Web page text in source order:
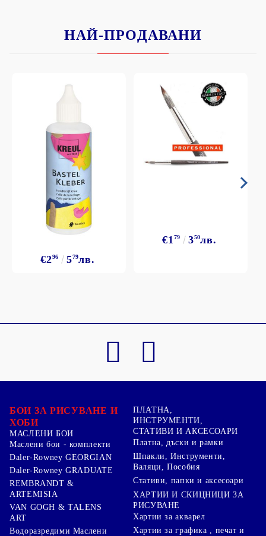
НАЙ-ПРОДАВАНИ
€296 579лв.
€1 79 350лв.
БОИ ЗА РИСУВАНЕ И
ХОБИ
МАСЛЕНИ БОИ
Маслени бои - комплекти
Daler-Rowney GEORGIAN
Daler-Rowney GRADUATE
REMBRANDT &
ARTEMISIA
VAN GOGH & TALENS
ART
Водоразредими Маслени
ПЛАТНА,
ИНСТРУМЕНТИ,
СТАТИВИ И АКСЕСОАРИ
Платна, дъски и рамки
Шпакли, Инструменти,
Валяци, Пособия
Стативи, папки и аксесоари
ХАРТИИ И СКИЦНИЦИ ЗА
РИСУВАНЕ
Хартии за акварел
Хартии за графика , печат и